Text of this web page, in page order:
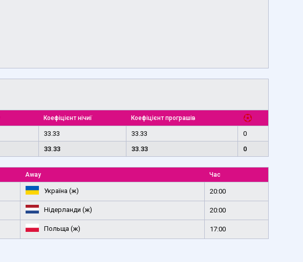
Коефіцієнт нічиї Коефіцієнт програшів
33.33 33.33
0
33.33 33.33 0
Away Час
Україна (ж) 20:00
Нідерланди (ж) 20:00
Польща (ж) 17:00